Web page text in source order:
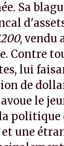
Sa
, vendu
Contre
lui
de
le
politique
une